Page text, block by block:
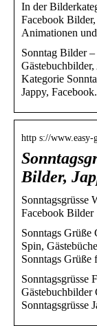
In der
Facebook
Animationen
Sonntag Bilder
Kategorie
Jappy, Facebook.
http s://www.easy-
Bilder,
Sonntagsgrüsse
Facebook Bilder
Sonntags Grüße
Spin,
Sonntags
Sonntagsgrüsse
Sonntagsgrüsse